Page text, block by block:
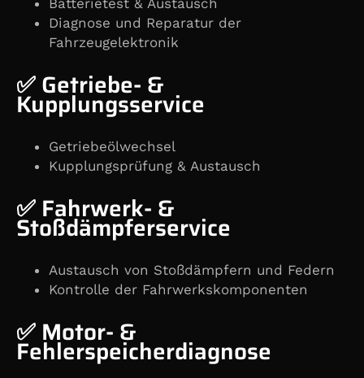
Batterietest & Austausch
Diagnose und Reparatur der
Fahrzeugelektronik
✅ Getriebe- &
Kupplungsservice
Getriebeölwechsel
Kupplungsprüfung & Austausch
✅ Fahrwerk- &
Stoßdämpferservice
Austausch von Stoßdämpfern und Federn
Kontrolle der Fahrwerkskomponenten
✅ Motor- &
Fehlerspeicherdiagnose